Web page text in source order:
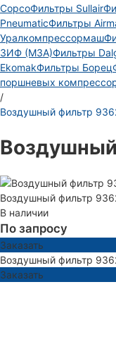
CopcoФильтры Sullair
PneumaticФильтры
Уралкомпрессормаш
ЗИФ (МЗА)Фильтры
EkomakФильтры Борец
поршневых
/
Воздушный фильтр
Воздушный фильтр
В наличии
По запросу
Заказать
Воздушный фильтр
Заказать